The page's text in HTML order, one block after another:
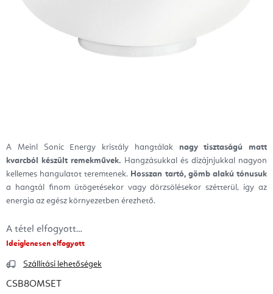
A Meinl Sonic Energy kristály hangtálak
nagy tisztaságú matt
kvarcból készült remekművek. Hangzásukkal és dizájnjukkal nagyon
kellemes hangulatot teremtenek. Hosszan tartó, gömb alakú tónusuk
a hangtál finom ütögetésekor vagy dörzsölésekor szétterül, így az
energia az egész környezetben érezhető.
A tétel elfogyott…
Ideiglenesen elfogyott
Szállítási lehetőségek
CSB8OMSET